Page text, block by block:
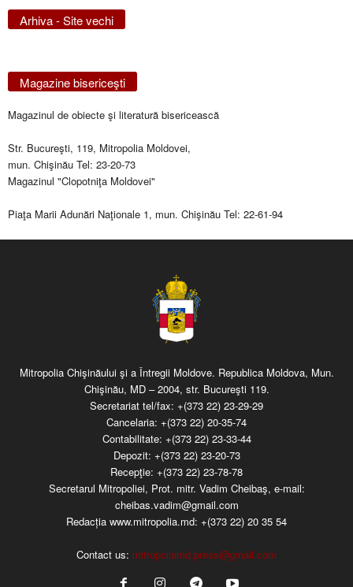
Arhiva - Site vechi
Magazine bisericeşti
Magazinul de obiecte şi literatură bisericească
Str. Bucureşti, 119, Mitropolia Moldovei,
mun. Chişinău Tel: 23-20-73
Magazinul "Clopotniţa Moldovei"
Piaţa Marii Adunări Naţionale 1, mun. Chişinău Tel: 22-61-94
Mitropolia Chişinăului şi a Întregii Moldove. Republica Moldova, Mun.
Chişinău, MD – 2004, str. Bucureşti 119.
Secretariat tel/fax: +(373 22) 23-29-29
Cancelaria: +(373 22) 20-35-74
Contabilitate: +(373 22) 23-33-44
Depozit: +(373 22) 23-20-73
Recepţie: +(373 22) 23-78-78
Secretarul Mitropoliei, Prot. mitr. Vadim Cheibaş, e-mail:
cheibas.vadim@gmail.com
Redacția www.mitropolia.md: +(373 22) 20 35 54
Contact us: mitropoliamd.press@gmail.com